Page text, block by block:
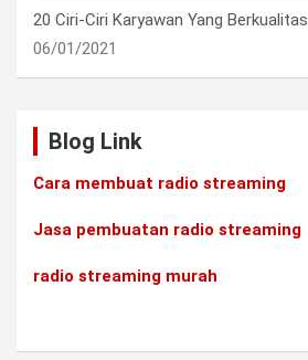
20 Ciri-Ciri Karyawan Yang Berkualitas
06/01/2021
Blog Link
Cara membuat radio streaming
Jasa pembuatan radio streaming
radio streaming murah